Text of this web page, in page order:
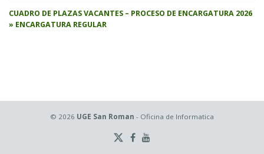
CUADRO DE PLAZAS VACANTES – PROCESO DE ENCARGATURA 2026
» ENCARGATURA REGULAR
© 2026 UGE San Roman - Oficina de Informatica